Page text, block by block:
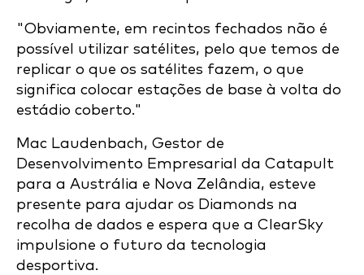
"Obviamente, em recintos fechados não é
possível utilizar satélites, pelo que temos de
replicar o que os satélites fazem, o que
significa colocar estações de base à volta do
estádio coberto."
Mac Laudenbach, Gestor de
Desenvolvimento Empresarial da Catapult
para a Austrália e Nova Zelândia, esteve
presente para ajudar os Diamonds na
recolha de dados e espera que a ClearSky
impulsione o futuro da tecnologia
desportiva.